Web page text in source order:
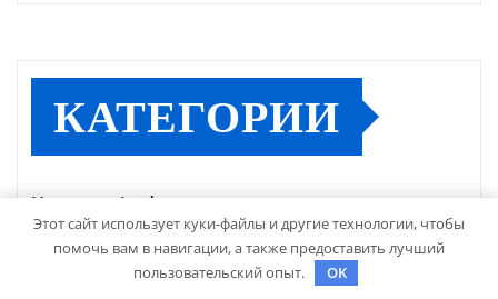
КАТЕГОРИИ
Uncategorised
Диеты
Этот сайт использует куки-файлы и другие технологии, чтобы
помочь вам в навигации, а также предоставить лучший
пользовательский опыт.
OK